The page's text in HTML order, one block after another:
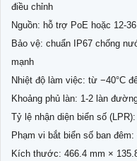
điều chỉnh
Nguồn: hỗ trợ PoE hoặc 12-
Bảo vệ: chuẩn IP67 chống
mạnh
Nhiệt độ làm việc: từ −40°C
Khoảng phủ làn: 1-2 làn
Tỷ lệ nhận diện biển số
Phạm vi bắt biển số ban đêm:
Kích thước: 466.4 mm ×